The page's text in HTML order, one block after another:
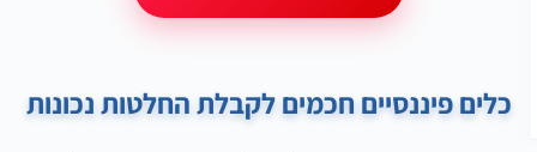
כלים פיננסיים חכמים לקבלת החלטות נכונות